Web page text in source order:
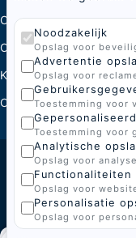
Noodzakelijk
Opslag voor
Advertentie
Opslag voor
Toestemming voor
Toestemming voor
Analytische
Opslag voor
Functionaliteiten
Opslag voor
Personalisatie
Opslag voor
Categorieën
Over ons
Kenniscentrum
Contact
Gemaakt door